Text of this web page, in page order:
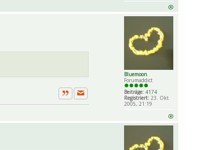
Bluemoon
Forumaddict
Beiträge: 4174
Registriert: 23. Okt
2005, 21:19
ZitatPrivate Nachricht senden